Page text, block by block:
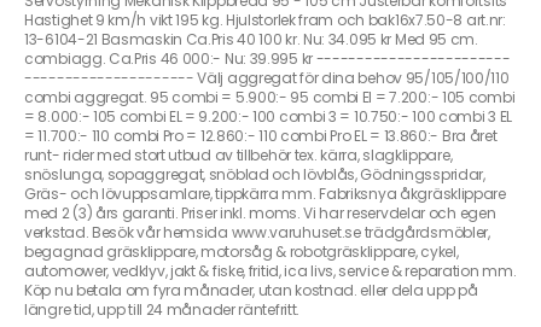
Hastighet 9 km/h vikt 195 kg. Hjulstorlek fram och bak16x7.50-8 art.nr:
13-6104-21 Basmaskin Ca.Pris 40 100 kr. Nu: 34.095 kr Med 95 cm.
combiagg. Ca.Pris 46 000:- Nu: 39.995 kr ------------------------
--------------------- Välj aggregat för dina behov 95/105/100/110
combi aggregat. 95 combi = 5.900:- 95 combi El = 7.200:- 105 combi
= 8.000:- 105 combi EL = 9.200:- 100 combi 3 = 10.750:- 100 combi 3 EL
= 11.700:- 110 combi Pro = 12.860:- 110 combi Pro EL = 13.860:- Bra året
runt- rider med stort utbud av tillbehör tex. kärra, slagklippare,
snöslunga, sopaggregat, snöblad och lövblås, Gödningsspridar,
Gräs- och lövuppsamlare, tippkärra mm. Fabriksnya åkgräsklippare
med 2 (3) års garanti. Priser inkl. moms. Vi har reservdelar och egen
verkstad. Besök vår hemsida www.varuhuset.se trädgårdsmöbler,
begagnad gräsklippare, motorsåg & robotgräsklippare, cykel,
automower, vedklyv, jakt & fiske, fritid, ica livs, service & reparation mm.
Köp nu betala om fyra månader, utan kostnad. eller dela upp på
längre tid, upp till 24 månader räntefritt.